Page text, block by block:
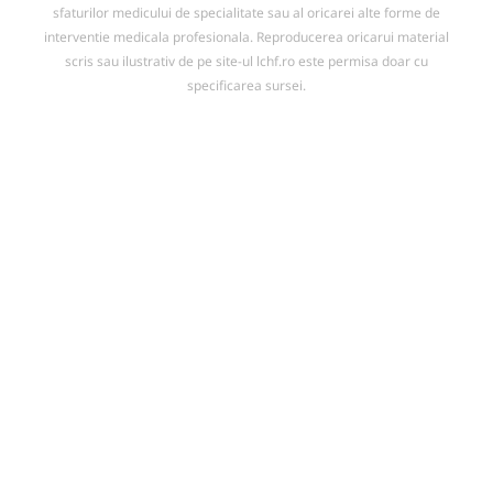
sfaturilor medicului de specialitate sau al oricarei alte forme de
interventie medicala profesionala. Reproducerea oricarui material
scris sau ilustrativ de pe site-ul lchf.ro este permisa doar cu
specificarea sursei.